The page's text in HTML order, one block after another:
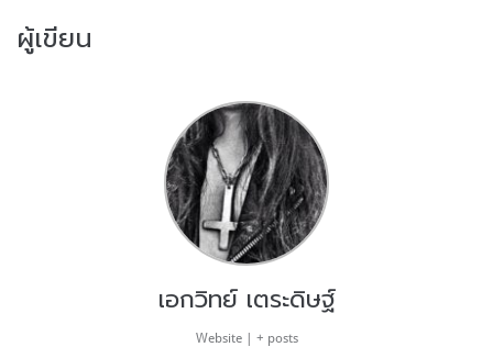
ผู้เขียน
เอกวิทย์ เตระดิษฐ์
Website | + posts